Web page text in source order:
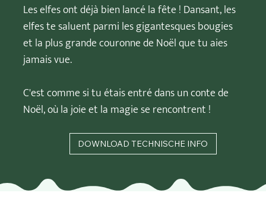
Les elfes ont déjà bien lancé la fête ! Dansant, les
elfes te saluent parmi les gigantesques bougies
et la plus grande couronne de Noël que tu aies
jamais vue.
C'est comme si tu étais entré dans un conte de
Noël, où la joie et la magie se rencontrent !
DOWNLOAD TECHNISCHE INFO